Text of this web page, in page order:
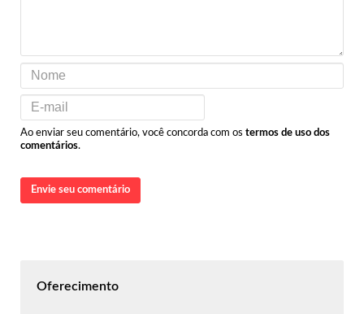
Ao enviar seu comentário, você concorda com os termos de uso dos
comentários.
Envie seu comentário
Oferecimento